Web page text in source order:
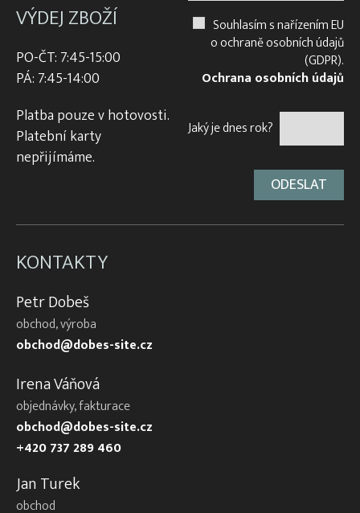
VÝDEJ ZBOŽÍ
PO-ČT: 7:45-15:00
PÁ: 7:45-14:00
Platba pouze v hotovosti.
Platební karty
nepřijímáme.
Souhlasím s nařízením EU
o ochraně osobních údajů
(GDPR).
Ochrana osobních údajů
Jaký je dnes rok?
KONTAKTY
Petr Dobeš
obchod, výroba
obchod@dobes-site.cz
Irena Váňová
objednávky, fakturace
obchod@dobes-site.cz
+420 737 289 460
Jan Turek
obchod